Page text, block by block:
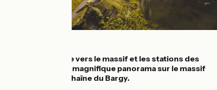
Point de passage vers le massif et les stations des
Aravis. D'en haut magnifique panorama sur le massif
des Aravis et la chaîne du Bargy.